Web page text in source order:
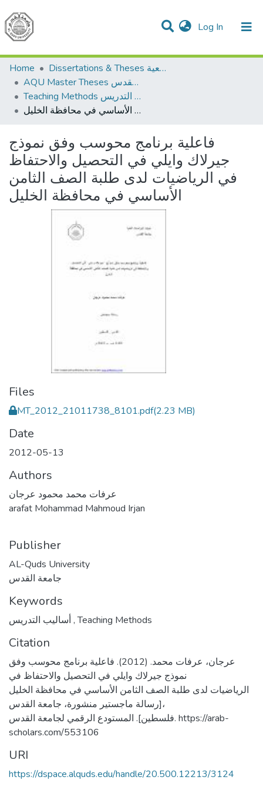
Log In (current)
Communities & Collections
All of DSpace
Home
Dissertations & Theses الرسائل الجامعية
AQU Master Theses الرسائل الجامعية الخاصة بجامعة القدس
Teaching Methods أساليب التدريس
فاعلية برنامج محوسب وفق نموذج جيرلاك وايلي في التحصيل والاحتفاظ في الرياضيات لدى طلبة الصف الثامن الأساسي في محافظة الخليل
فاعلية برنامج محوسب وفق نموذج
جيرلاك وايلي في التحصيل والاحتفاظ
في الرياضيات لدى طلبة الصف الثامن
الأساسي في محافظة الخليل
Files
MT_2012_21011738_8101.pdf(2.23 MB)
Date
2012-05-13
Authors
عرفات محمد محمود عرجان
arafat Mohammad Mahmoud Irjan
Publisher
AL-Quds University
جامعة القدس
Keywords
,Teaching Methods
Citation
عرجان، عرفات محمد. (2012). فاعلية برنامج محوسب وفق
نموذج جيرلاك وايلي في التحصيل والاحتفاظ في
الرياضيات لدى طلبة الصف الثامن الأساسي في محافظة الخليل
[رسالة ماجستير منشورة، جامعة القدس،
فلسطين]. المستودع الرقمي لجامعة القدس. https://arab-
scholars.com/553106
URI
https://dspace.alquds.edu/handle/20.500.12213/3124